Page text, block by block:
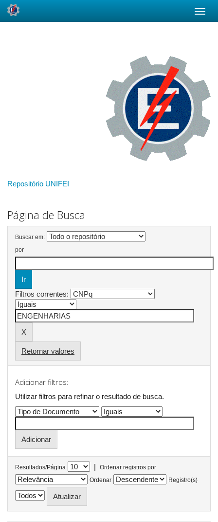
Repositório UNIFEI
Página de Busca
Buscar em:
por
Filtros correntes:
Retornar valores
Adicionar filtros:
Utilizar filtros para refinar o resultado de busca.
Resultados/Página |
Ordenar registros por
Ordenar
Registro(s)